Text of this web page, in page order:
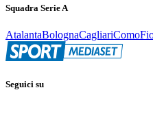
Squadra Serie A
AtalantaBolognaCagliariComo
Seguici su